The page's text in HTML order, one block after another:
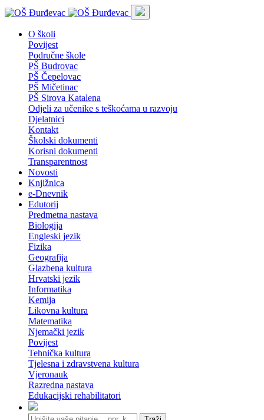
O školi
Povijest
Područne škole
PŠ Budrovac
PŠ Čepelovac
PŠ Mičetinac
PŠ Sirova Katalena
Odjeli za učenike s teškoćama u razvoju
Djelatnici
Kontakt
Školski dokumenti
Korisni dokumenti
Transparentnost
Novosti
Knjižnica
e-Dnevnik
Edutorij
Predmetna nastava
Biologija
Engleski jezik
Fizika
Geografija
Glazbena kultura
Hrvatski jezik
Informatika
Kemija
Likovna kultura
Matematika
Njemački jezik
Povijest
Tehnička kultura
Tjelesna i zdravstvena kultura
Vjeronauk
Razredna nastava
Edukacijski rehabilitatori